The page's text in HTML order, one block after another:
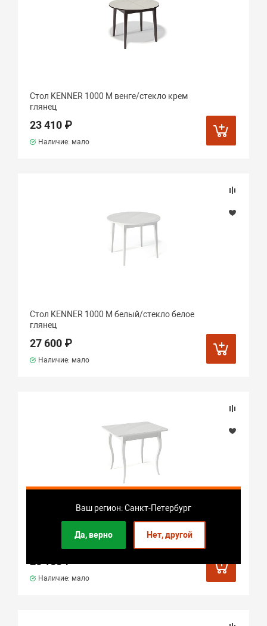
Ваш регион: Санкт-Петербург
Да, верно Нет, другой
Стол KENNER 1000 М венге/стекло крем
глянец
23 410 ₽
Наличие: мало
Стол KENNER 1000 М белый/стекло белое
глянец
27 600 ₽
Наличие: мало
Стол KENNER 900 С белый/стекло белое
26 160 ₽
Наличие: мало